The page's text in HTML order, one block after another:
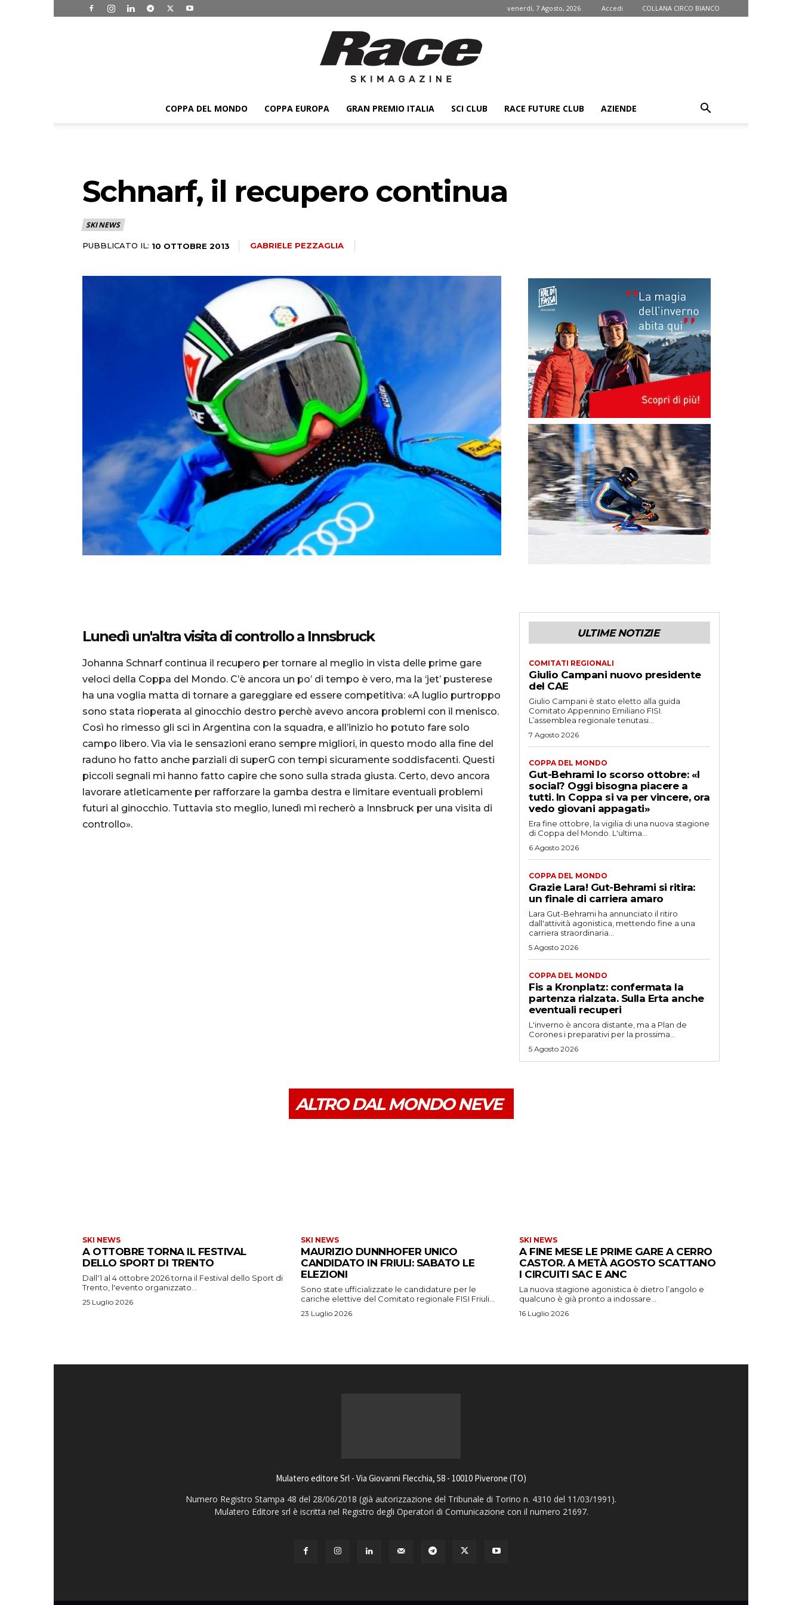
venerdì, 7 Agosto, 2026 Accedi COLLANA CIRCO BIANCO
ski
magazine
COPPA DEL MONDO COPPA EUROPA GRAN PREMIO ITALIA SCI CLUB RACE FUTURE CLUB AZIENDE
Schnarf, il recupero continua
SKI NEWS
PUBBLICATO IL: 10 OTTOBRE 2013 GABRIELE PEZZAGLIA
Lunedì un'altra visita di controllo a Innsbruck
Johanna Schnarf continua il recupero per tornare al meglio in vista delle prime gare
veloci della Coppa del Mondo. C’è ancora un po’ di tempo è vero, ma la ‘jet’ pusterese
ha una voglia matta di tornare a gareggiare ed essere competitiva: «A luglio purtroppo
sono stata rioperata al ginocchio destro perchè avevo ancora problemi con il menisco.
Così ho rimesso gli sci in Argentina con la squadra, e all’inizio ho potuto fare solo
campo libero. Via via le sensazioni erano sempre migliori, in questo modo alla fine del
raduno ho fatto anche parziali di superG con tempi sicuramente soddisfacenti. Questi
piccoli segnali mi hanno fatto capire che sono sulla strada giusta. Certo, devo ancora
lavorare atleticamente per rafforzare la gamba destra e limitare eventuali problemi
futuri al ginocchio. Tuttavia sto meglio, lunedì mi recherò a Innsbruck per una visita di
controllo».
ULTIME NOTIZIE
COMITATI REGIONALI
Giulio Campani nuovo presidente
del CAE
Giulio Campani è stato eletto alla guida
Comitato Appennino Emiliano FISI.
L’assemblea regionale tenutasi...
7 Agosto 2026
COPPA DEL MONDO
Gut-Behrami lo scorso ottobre: «I
social? Oggi bisogna piacere a
tutti. In Coppa si va per vincere, ora
vedo giovani appagati»
Era fine ottobre, la vigilia di una nuova stagione
di Coppa del Mondo. L'ultima...
6 Agosto 2026
COPPA DEL MONDO
Grazie Lara! Gut-Behrami si ritira:
un finale di carriera amaro
Lara Gut-Behrami ha annunciato il ritiro
dall'attività agonistica, mettendo fine a una
carriera straordinaria...
5 Agosto 2026
COPPA DEL MONDO
Fis a Kronplatz: confermata la
partenza rialzata. Sulla Erta anche
eventuali recuperi
L'inverno è ancora distante, ma a Plan de
Corones i preparativi per la prossima...
5 Agosto 2026
ALTRO DAL MONDO NEVE
SKI NEWS
A OTTOBRE TORNA IL FESTIVAL
DELLO SPORT DI TRENTO
Dall'1 al 4 ottobre 2026 torna il Festival dello Sport di
Trento, l'evento organizzato...
25 Luglio 2026
SKI NEWS
MAURIZIO DUNNHOFER UNICO
CANDIDATO IN FRIULI: SABATO LE
ELEZIONI
Sono state ufficializzate le candidature per le
cariche elettive del Comitato regionale FISI Friuli...
23 Luglio 2026
SKI NEWS
A FINE MESE LE PRIME GARE A CERRO
CASTOR. A METÀ AGOSTO SCATTANO
I CIRCUITI SAC E ANC
La nuova stagione agonistica è dietro l’angolo e
qualcuno è già pronto a indossare...
16 Luglio 2026
Mulatero editore Srl - Via Giovanni Flecchia, 58 - 10010 Piverone (TO)
Numero Registro Stampa 48 del 28/06/2018 (già autorizzazione del Tribunale di Torino n. 4310 del 11/03/1991).
Mulatero Editore srl è iscritta nel Registro degli Operatori di Comunicazione con il numero 21697.